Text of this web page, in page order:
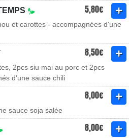
5,80€
et carottes - accompagnées d'une
8,50€
2pcs siu mai au porc et 2pcs
d'une sauce chili
8,00€
sauce soja salée
8,00€